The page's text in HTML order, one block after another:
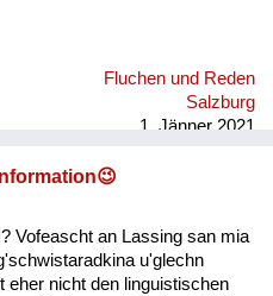
Fluchen und Reden
Salzburg
1. Jänner 2021
Vofeascht an Lassing san mia
u'glechn
eher nicht den linguistischen